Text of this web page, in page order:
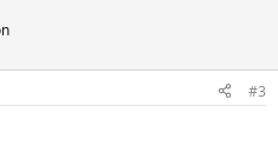
#3